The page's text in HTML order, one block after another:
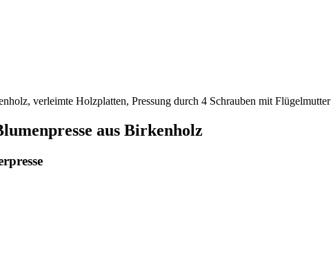
verleimte Holzplatten, Pressung durch 4 Schrauben mit Flügelmutter
aus Birkenholz